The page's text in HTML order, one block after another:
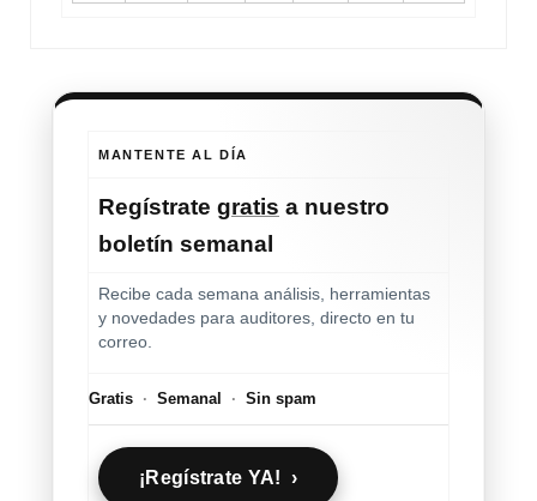
MANTENTE AL DÍA
Regístrate gratis a nuestro
boletín semanal
Recibe cada semana análisis, herramientas
y novedades para auditores, directo en tu
correo.
Gratis · Semanal · Sin spam
¡Regístrate YA! ›